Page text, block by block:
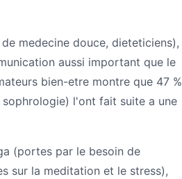
medecine douce, dieteticiens),
aussi important que le
bien-etre montre que 47 %
l'ont fait suite a une
(portes par le besoin de
sur la meditation et le stress),